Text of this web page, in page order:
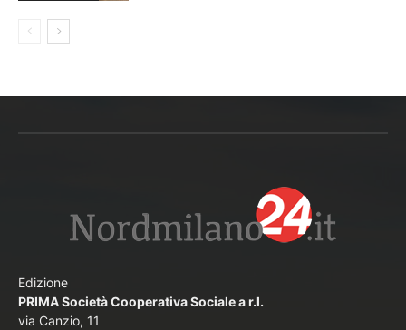
Edizione
PRIMA Società Cooperativa Sociale a r.l.
via Canzio, 11